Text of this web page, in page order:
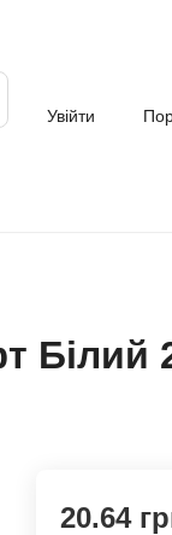
Увійти
Білий
20.64